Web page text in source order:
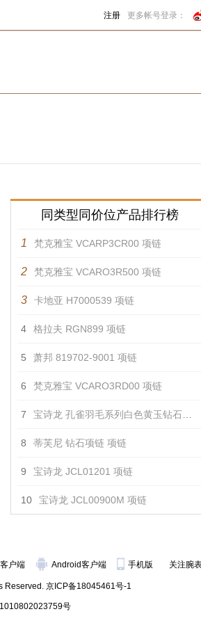
注册 更多帐号登录：
同类型同价位产品排行榜
1 梵克雅宝 VCARP3CR00 项链
2 梵克雅宝 VCARO3R500 项链
3 卡地亚 H7000539 项链
4 格拉夫 RGN899 项链
5 萧邦 819702-9001 项链
6 梵克雅宝 VCARO3RD00 项链
7 宝诗龙 孔雀羽毛系列白色黄玉钻石白金长项链 项链
8 蒂芙尼 钻石项链 项链
9 宝诗龙 JCL01201 项链
10 宝诗龙 JCL00900M 项链
户端 Android客户端 手机版 关注腕
Reserved. 京ICP备18045461号-1
号